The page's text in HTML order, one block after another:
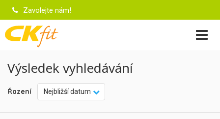
Zavolejte nám!
Výsledek vyhledávání
Řazení Nejbližší datum